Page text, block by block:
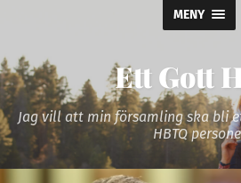
MENY
Ett Gott
Jag vill att min församling ska bli
HBTQ